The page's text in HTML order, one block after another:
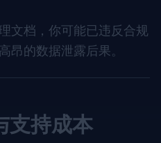
文档，你可能已违反合规
昂的数据泄露后果。
支持成本